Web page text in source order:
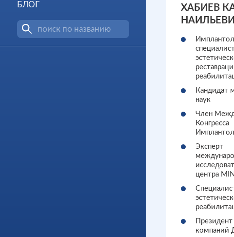
БЛОГ
ХАБИЕВ
Кандидат
наук
Член
Конгресса
Эксперт
центра
компаний